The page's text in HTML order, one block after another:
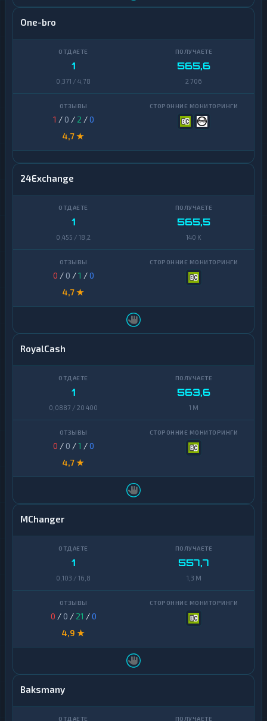
One-bro
1
0,371 / 4,78
565,6
2 706
1 / 0 / 2 /0
4,7 ★
24Exchange
1
0,455 / 18,2
565,5
140 K
0 / 0 /1 /0
4,7 ★
RoyalCash
1
0,0887 / 20 400
563,6
1 M
0 / 0 /1 /0
4,7 ★
MChanger
1
0,103 / 16,8
557,7
1,3 M
0 / 0 / 21 /0
4,9 ★
Baksmany